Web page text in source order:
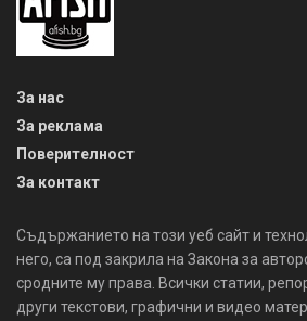
За нас
За реклама
Поверителност
За контакт
Съдържанието на този уеб сайт и
него, са под закрила на Закона за
сродните му права. Всички статии,
други текстови, графични и видео